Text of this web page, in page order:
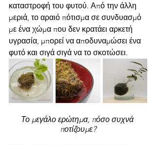
καταστροφή του φυτού. Από την άλλη
μεριά, το αραιό πότισμα σε συνδυασμό
με ένα χώμα που δεν κρατάει αρκετή
υγρασία, μπορεί να αποδυναμώσει ένα
φυτό και σιγά σιγά να το σκοτώσει.
Το μεγάλο ερώτημα, πόσο συχνά
ποτίζουμε?